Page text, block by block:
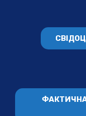
ФАКТИЧНА